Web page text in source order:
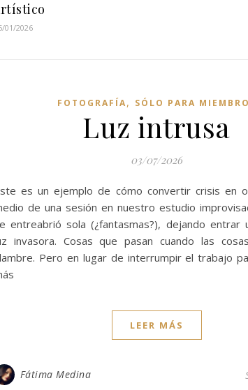
01/2026
FOTOGRAFÍA, SÓLO PARA
Luz intrusa
03/07/2026
es un ejemplo de cómo convertir crisis en
de una sesión en nuestro estudio
entreabrió sola (¿fantasmas?), dejando entrar
invasora. Cosas que pasan cuando las
Pero en lugar de interrumpir el trabajo
LEER MÁS
Fátima Medina